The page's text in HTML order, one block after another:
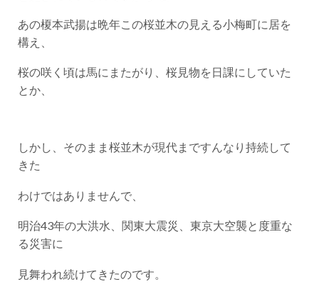
あの榎本武揚は晩年この桜並木の見える小梅町に居を
構え、
桜の咲く頃は馬にまたがり、桜見物を日課にしていた
とか、
しかし、そのまま桜並木が現代まですんなり持続して
きた
わけではありませんで、
明治43年の大洪水、関東大震災、東京大空襲と度重な
る災害に
見舞われ続けてきたのです。